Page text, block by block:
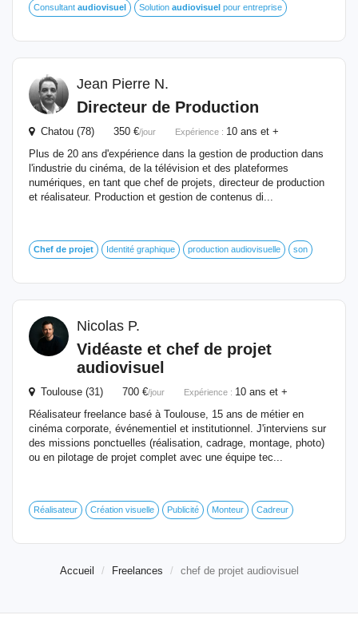
Consultant audiovisuel Solution audiovisuel pour entreprise
Jean Pierre N.
Directeur de Production
Chatou (78) 350 €/jour Expérience : 10 ans et +
Plus de 20 ans d'expérience dans la gestion de production dans
l'industrie du cinéma, de la télévision et des plateformes
numériques, en tant que chef de projets, directeur de production
et réalisateur. Production et gestion de contenus di...
Chef de projet Identité graphique production audiovisuelle son
Nicolas P.
Vidéaste et chef de projet
audiovisuel
Toulouse (31) 700 €/jour Expérience : 10 ans et +
Réalisateur freelance basé à Toulouse, 15 ans de métier en
cinéma corporate, événementiel et institutionnel. J'interviens sur
des missions ponctuelles (réalisation, cadrage, montage, photo)
ou en pilotage de projet complet avec une équipe tec...
Réalisateur Création visuelle Publicité Monteur Cadreur
Accueil Freelances chef de projet audiovisuel